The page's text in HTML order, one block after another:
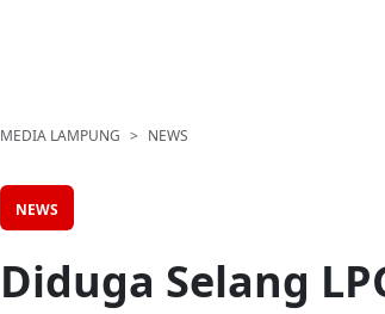
MEDIA LAMPUNG NEWS
NEWS
Diduga Selang